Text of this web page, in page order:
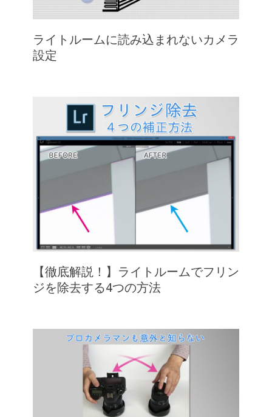
ライトルームに読み込まれないカメラ
設定
【徹底解説！】ライトルームでフリン
ジを除去する4つの方法